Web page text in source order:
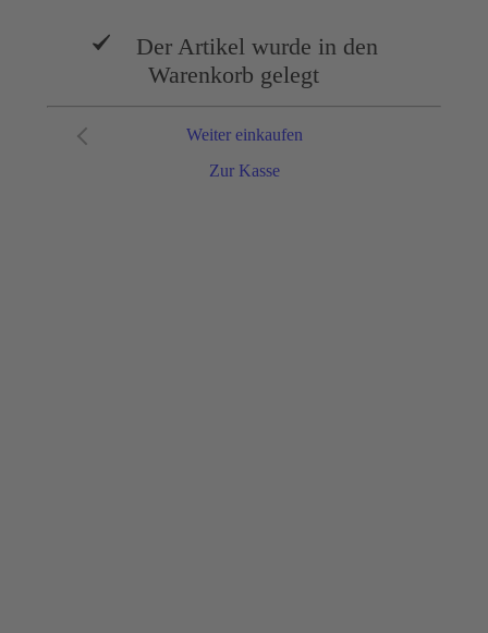
Der Artikel wurde in den
Warenkorb gelegt
Zur Kasse
Weiter einkaufen